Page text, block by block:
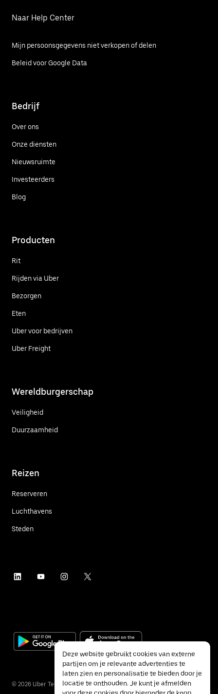
Naar Help Center
Mijn persoonsgegevens niet verkopen of delen
Beleid voor Google Data
Bedrijf
Over ons
Onze diensten
Nieuwsruimte
Investeerders
Blog
Producten
Rit
Rijden via Uber
Bezorgen
Eten
Uber voor bedrijven
Uber Freight
Wereldburgerschap
Veiligheid
Duurzaamheid
Reizen
Reserveren
Luchthavens
Steden
© 2026 Uber Technologies Inc.
Deze website gebruikt cookies van externe
partijen om je relevante advertenties te
laten zien en personalisatie te bieden door je
locatie te onthouden. Je kunt je afmelden